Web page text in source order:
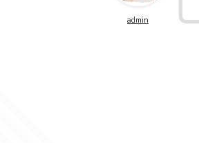
admin